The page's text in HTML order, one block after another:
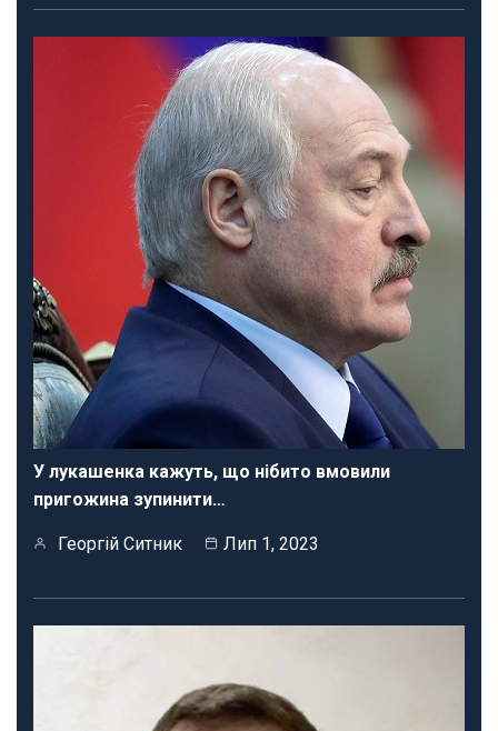
У лукашенка кажуть, що нібито вмовили
пригожина зупинити…
Георгій Ситник Лип 1, 2023